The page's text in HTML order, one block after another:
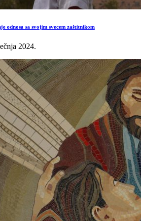
odnosa sa svojim svecem zaštitnikom
2024.